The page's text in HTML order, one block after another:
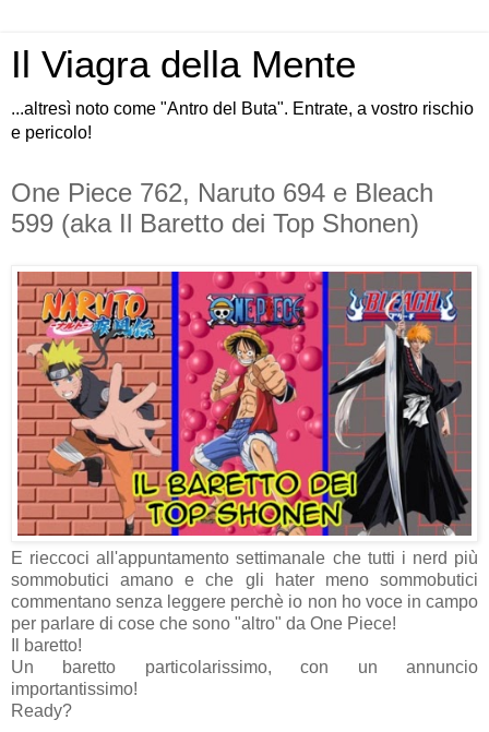
Il Viagra della Mente
...altresì noto come "Antro del Buta". Entrate, a vostro rischio
e pericolo!
One Piece 762, Naruto 694 e Bleach
599 (aka Il Baretto dei Top Shonen)
E rieccoci all'appuntamento settimanale che tutti i nerd più
sommobutici amano e che gli hater meno sommobutici
commentano senza leggere perchè io non ho voce in campo
per parlare di cose che sono "altro" da One Piece!
Il baretto!
Un baretto particolarissimo, con un annuncio
importantissimo!
Ready?